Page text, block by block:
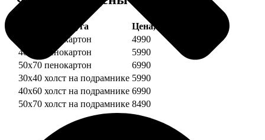
Услуга
Цена, руб.
30х40 пенокартон
4990
40х60 пенокартон
5990
50х70 пенокартон
6990
30х40 холст на подрамнике 5990
40х60 холст на подрамнике 6990
50х70 холст на подрамнике 8490